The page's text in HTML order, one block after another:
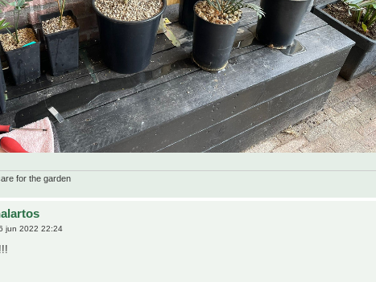
for the garden
jun 2022 22:24